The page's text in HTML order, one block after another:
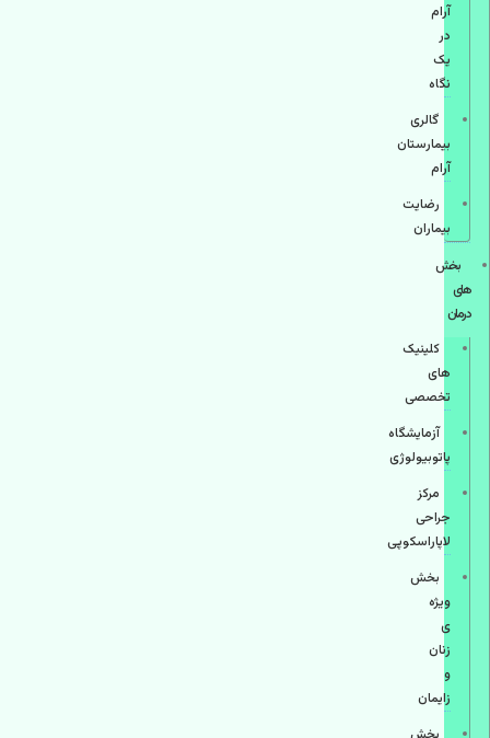
آرام
در
یک
نگاه
گالری
بیمارستان
آرام
رضایت
بیماران
بخش
های
درمان
کلینیک
های
تخصصی
آزمایشگاه
پاتوبیولوژی
مرکز
جراحی
لاپاراسکوپی
بخش
ویژه
ی
زنان
و
زایمان